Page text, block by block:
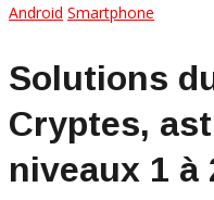
Android Smartphone
Solutions
Cryptes,
niveaux 1 à